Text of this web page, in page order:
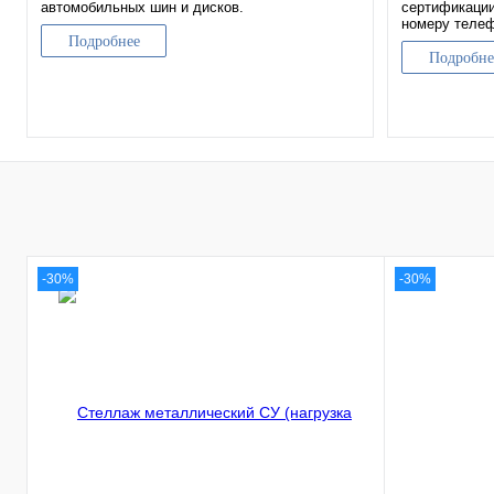
автомобильных шин и дисков.
Подробнее
номеру
-30% -30%